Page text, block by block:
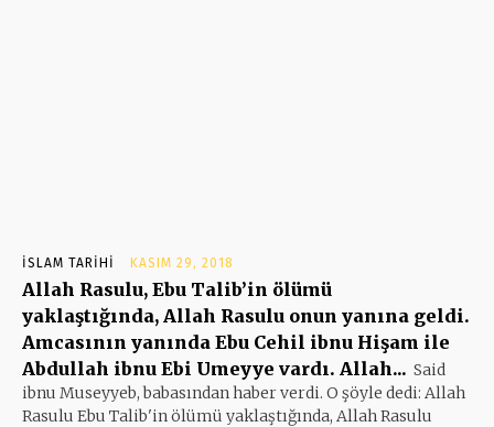
İSLAM TARIHI KASIM 29, 2018
Allah Rasulu, Ebu Talib’in ölümü
yaklaştığında, Allah Rasulu onun yanına geldi.
Amcasının yanında Ebu Cehil ibnu Hişam ile
Abdullah ibnu Ebi Umeyye vardı. Allah... Said
ibnu Museyyeb, babasından haber verdi. O şöyle dedi: Allah
Rasulu Ebu Talib'in ölümü yaklaştığında, Allah Rasulu